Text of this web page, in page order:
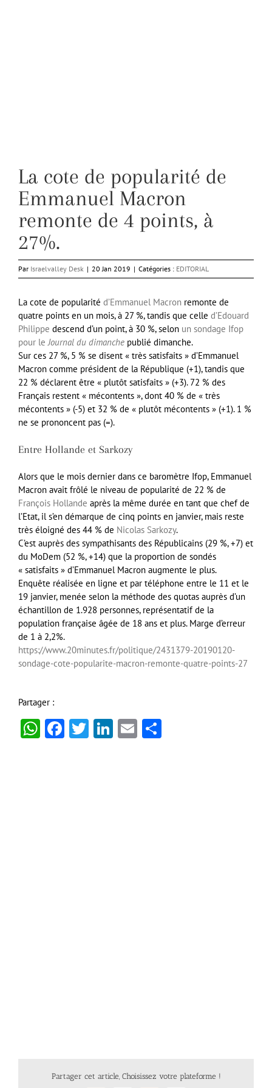
La cote de popularité de
Emmanuel Macron
remonte de 4 points, à
27%.
Par Israelvalley Desk | 20 Jan 2019 | Catégories : EDITORIAL
La cote de popularité d’Emmanuel Macron remonte de
quatre points en un mois, à 27 %, tandis que celle d’Edouard
Philippe descend d’un point, à 30 %, selon un sondage Ifop
pour leJournal du dimanche publié dimanche.
Sur ces 27 %, 5 % se disent « très satisfaits » d’Emmanuel
Macron comme président de la République (+1), tandis que
22 % déclarent être « plutôt satisfaits » (+3). 72 % des
Français restent « mécontents », dont 40 % de « très
mécontents » (-5) et 32 % de « plutôt mécontents » (+1). 1 %
ne se prononcent pas (=).
Entre Hollande et Sarkozy
Alors que le mois dernier dans ce baromètre Ifop, Emmanuel
Macron avait frôlé le niveau de popularité de 22 % de
François Hollande après la même durée en tant que chef de
l’Etat, il s’en démarque de cinq points en janvier, mais reste
très éloigné des 44 % de Nicolas Sarkozy.
C’est auprès des sympathisants des Républicains (29 %, +7) et
du MoDem (52 %, +14) que la proportion de sondés
« satisfaits » d’Emmanuel Macron augmente le plus.
Enquête réalisée en ligne et par téléphone entre le 11 et le
19 janvier, menée selon la méthode des quotas auprès d’un
échantillon de 1.928 personnes, représentatif de la
population française âgée de 18 ans et plus. Marge d’erreur
de 1 à 2,2%.
https://www.20minutes.fr/politique/2431379-20190120-
sondage-cote-popularite-macron-remonte-quatre-points-27
Partager :
WhatsApp
Facebook
Twitter
LinkedIn
Email
Partager cet article, Choisissez votre plateforme !